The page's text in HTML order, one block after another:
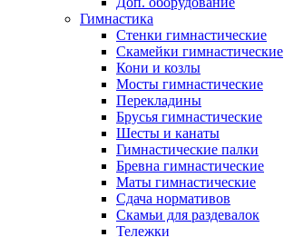
Гимнастика
Стенки гимнастические
Скамейки гимнастические
Кони и козлы
Мосты гимнастические
Перекладины
Брусья гимнастические
Шесты и канаты
Гимнастические палки
Бревна гимнастические
Маты гимнастические
Сдача нормативов
Скамьи для раздевалок
Тележки